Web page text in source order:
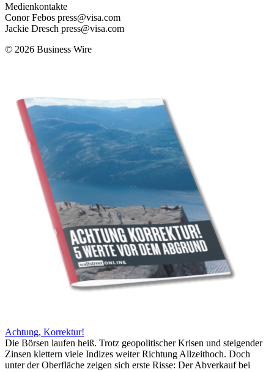
Medienkontakte
Conor Febos press@visa.com
Jackie Dresch press@visa.com
© 2026 Business Wire
Achtung, Korrektur!
Die Börsen laufen heiß. Trotz geopolitischer Krisen und steigender
Zinsen klettern viele Indizes weiter Richtung Allzeithoch. Doch
unter der Oberfläche zeigen sich erste Risse: Der Abverkauf bei